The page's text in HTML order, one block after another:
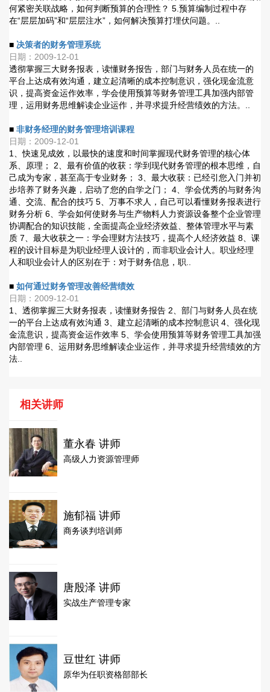
何紧密关联战略，如何判断预算的合理性？ 5.预算编制过程中存
在“层层加码”和“层层注水”，如何解决预算打埋伏问题。..
■ 决策者的财务管理系统
日期：2009-12-01
透彻掌握三大财务报表，读懂财务报告，部门与财务人员在统一的
平台上达成有效沟通，建立起清晰的成本控制意识，强化现金流意
识，提高资金运作效率，学会使用预算等财务管理工具加强内部管
理，运用财务思维解读企业运作，并寻求提升经营绩效的方法。..
■ 非财务经理的财务管理培训课程
日期：2009-12-01
1、快速见成效，以最快的速度和时间掌握现代财务管理的核心体
系、原理； 2、最有价值的收获：学到现代财务管理的根本思维，自
己成为专家，甚至高于专业财务； 3、最大收获：已经引您入门并初
步培养了财务兴趣，启动了您的自学之门； 4、学会优秀的与财务沟
通、交流、配合的技巧 5、万事不求人，自己可以看懂财务报表进行
财务分析 6、学会如何使财务与生产物料人力资源设备整个企业管理
协调配合的知识技能，全面提高企业经济效益、整体管理水平与素
质 7、最大收获之一：学会理财方法技巧，提高个人经济效益 8、课
程的设计目标是为职业经理人设计的，而非职业会计人。职业经理
人和职业会计人的区别在于：对于财务信息，职..
■ 如何通过财务管理改善经营绩效
日期：2009-12-01
1、透彻掌握三大财务报表，读懂财务报告 2、部门与财务人员在统
一的平台上达成有效沟通 3、建立起清晰的成本控制意识 4、强化现
金流意识，提高资金运作效率 5、学会使用预算等财务管理工具加强
内部管理 6、运用财务思维解读企业运作，并寻求提升经营绩效的方
法..
相关讲师
董永春 讲师
高级人力资源管理师
施郁福 讲师
商务谈判培训师
唐殷泽 讲师
实战生产管理专家
豆世红 讲师
原华为任职资格部部长